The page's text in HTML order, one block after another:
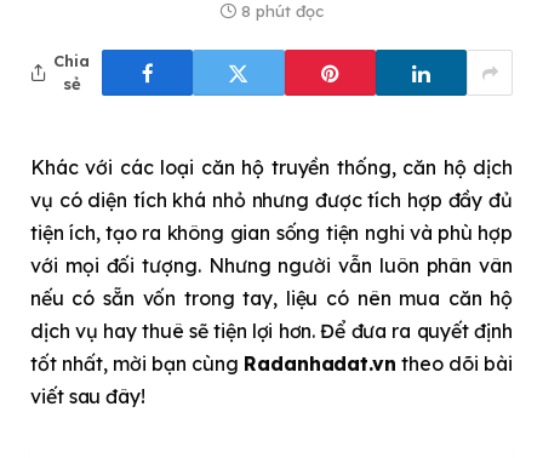
8 phút đọc
Chia
sẻ
Khác với các loại căn hộ truyền thống, căn hộ dịch
vụ có diện tích khá nhỏ nhưng được tích hợp đầy đủ
tiện ích, tạo ra không gian sống tiện nghi và phù hợp
với mọi đối tượng. Nhưng người vẫn luôn phân vân
nếu có sẵn vốn trong tay, liệu có nên mua căn hộ
dịch vụ hay thuê sẽ tiện lợi hơn. Để đưa ra quyết định
tốt nhất, mời bạn cùng Radanhadat.vn theo dõi bài
viết sau đây!